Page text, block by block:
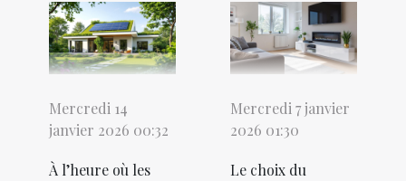
Mercredi 14
janvier 2026 00:32
À l’heure où les
Mercredi 7 janvier
2026 01:30
Le choix du